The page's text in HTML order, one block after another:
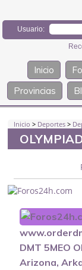
Usuario:
Inicio
Provincias
Inicio > Deportes >
DMT 5MEO
Arizona,